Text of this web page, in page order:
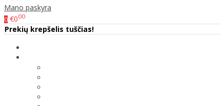
Mano paskyra
0 €000
Prekių krepšelis tuščias!